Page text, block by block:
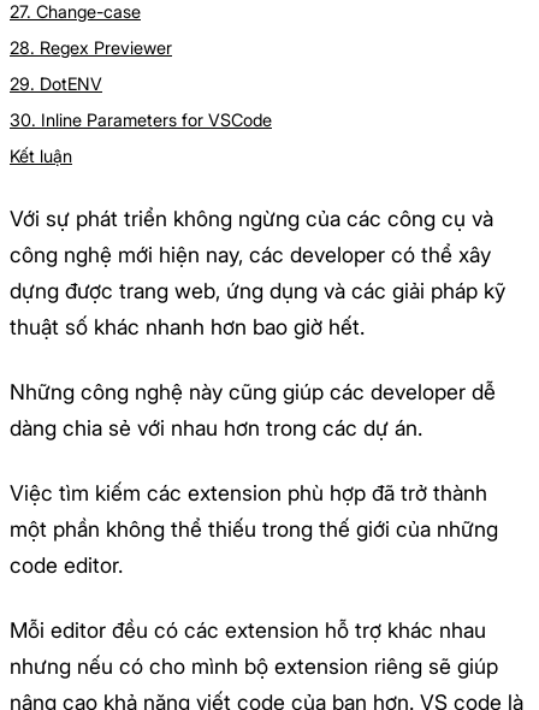
27. Change-case
28. Regex Previewer
29. DotENV
30. Inline Parameters for VSCode
Kết luận
Với sự phát triển không ngừng của các công cụ và
công nghệ mới hiện nay, các developer có thể xây
dựng được trang web, ứng dụng và các giải pháp kỹ
thuật số khác nhanh hơn bao giờ hết.
Những công nghệ này cũng giúp các developer dễ
dàng chia sẻ với nhau hơn trong các dự án.
Việc tìm kiếm các extension phù hợp đã trở thành
một phần không thể thiếu trong thế giới của những
code editor.
Mỗi editor đều có các extension hỗ trợ khác nhau
nhưng nếu có cho mình bộ extension riêng sẽ giúp
nâng cao khả năng viết code của bạn hơn. VS code là